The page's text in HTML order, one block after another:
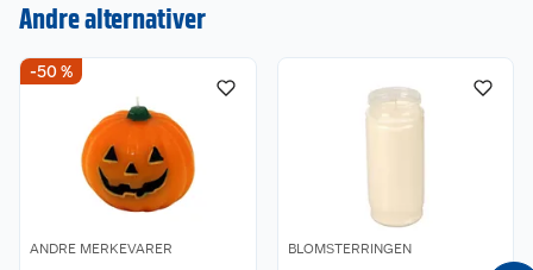
Andre alternativer
-50 %
ANDRE MERKEVARER BLOMSTERRINGEN
Om oss
Våre butikker
Kontakt oss
Angre- og returrett
Reklamasjon og garanti